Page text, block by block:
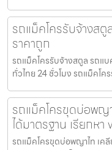
รถแม็คโครรับจ้างสตู
ราคาถูก
รถแม็คโครรับจ้างสตูล รถแบ
ทั่วไทย 24 ชั่วโมง รถแม็คโค
รถแม็คโครขุดบ่อพญ
ได้มาตรฐาน เรียกห
รถแม็คโครขุดบ่อพญาไท เค